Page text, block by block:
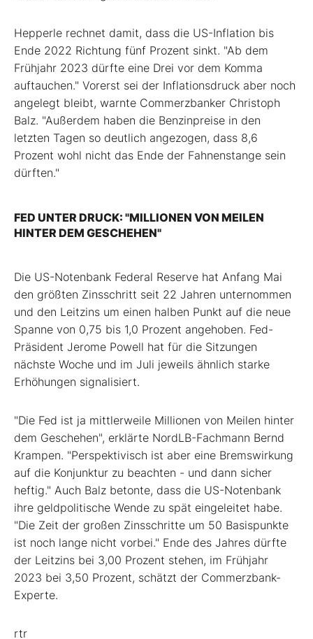
Hepperle rechnet damit, dass die US-Inflation bis
Ende 2022 Richtung fünf Prozent sinkt. "Ab dem
Frühjahr 2023 dürfte eine Drei vor dem Komma
auftauchen." Vorerst sei der Inflationsdruck aber noch
angelegt bleibt, warnte Commerzbanker Christoph
Balz. "Außerdem haben die Benzinpreise in den
letzten Tagen so deutlich angezogen, dass 8,6
Prozent wohl nicht das Ende der Fahnenstange sein
dürften."
FED UNTER DRUCK: "MILLIONEN VON MEILEN
HINTER DEM GESCHEHEN"
Die US-Notenbank Federal Reserve hat Anfang Mai
den größten Zinsschritt seit 22 Jahren unternommen
und den Leitzins um einen halben Punkt auf die neue
Spanne von 0,75 bis 1,0 Prozent angehoben. Fed-
Präsident Jerome Powell hat für die Sitzungen
nächste Woche und im Juli jeweils ähnlich starke
Erhöhungen signalisiert.
"Die Fed ist ja mittlerweile Millionen von Meilen hinter
dem Geschehen", erklärte NordLB-Fachmann Bernd
Krampen. "Perspektivisch ist aber eine Bremswirkung
auf die Konjunktur zu beachten - und dann sicher
heftig." Auch Balz betonte, dass die US-Notenbank
ihre geldpolitische Wende zu spät eingeleitet habe.
"Die Zeit der großen Zinsschritte um 50 Basispunkte
ist noch lange nicht vorbei." Ende des Jahres dürfte
der Leitzins bei 3,00 Prozent stehen, im Frühjahr
2023 bei 3,50 Prozent, schätzt der Commerzbank-
Experte.
rtr